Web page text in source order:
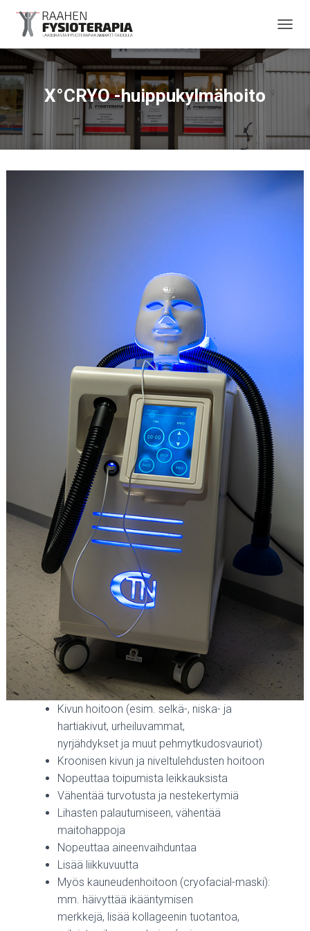
X°CRYO -huippukylmähoito
Kivun hoitoon (esim. selkä-, niska- ja
hartiakivut, urheiluvammat,
nyrjähdykset ja muut pehmytkudosvauriot)
Kroonisen kivun ja niveltulehdusten hoitoon
Nopeuttaa toipumista leikkauksista
Vähentää turvotusta ja nestekertymiä
Lihasten palautumiseen, vähentää
maitohappoja
Nopeuttaa aineenvaihduntaa
Lisää liikkuvuutta
Myös kauneudenhoitoon (cryofacial-maski):
mm. häivyttää ikääntymisen
merkkejä, lisää kollageenin tuotantoa,